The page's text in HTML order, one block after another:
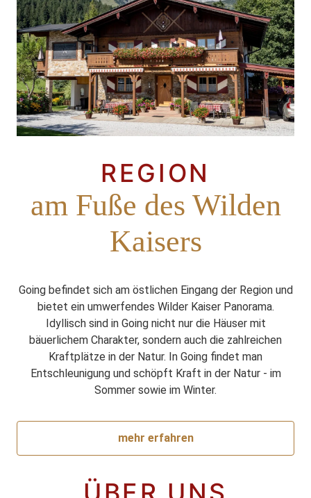
REGION
am Fuße des Wilden
Kaisers
Going befindet sich am östlichen Eingang der Region und
bietet ein umwerfendes Wilder Kaiser Panorama.
Idyllisch sind in Going nicht nur die Häuser mit
bäuerlichem Charakter, sondern auch die zahlreichen
Kraftplätze in der Natur. In Going findet man
Entschleunigung und schöpft Kraft in der Natur - im
Sommer sowie im Winter.
mehr erfahren